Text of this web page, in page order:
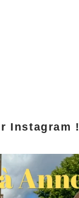
Instagram !